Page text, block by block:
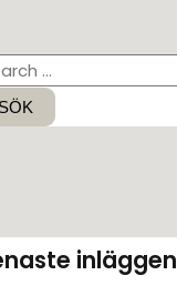
inläggen